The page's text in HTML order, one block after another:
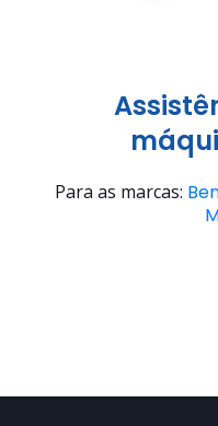
Para as marcas: